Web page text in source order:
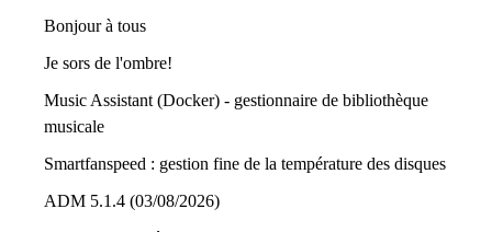
Bonjour à tous
Je sors de l'ombre!
Music Assistant (Docker) - gestionnaire de bibliothèque
musicale
Smartfanspeed : gestion fine de la température des disques
ADM 5.1.4 (03/08/2026)